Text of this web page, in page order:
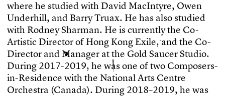
where he studiedwith David MacIntyre, Owen
Underhill, and BarryTruax. He has also studied
with RodneySharman. He iscurrentlythe Co-
Artistic Directorof Hong Kong Exile, andthe Co-
Director and Manager atthe GoldSaucerStudio.
During 2017-2019, he wasone oftwo Composers-
in-Residence withthe NationalArts Centre
Orchestra (Canada). During 2018–2019, he was